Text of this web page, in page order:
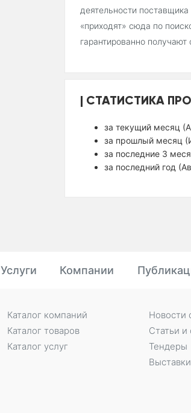
деятельности
«приходят» сюда по
гарантированно
СТАТИСТИКА
за текущий месяц
за прошлый месяц
за последние 3
за последний год
Услуги Компании
Каталог компаний
Каталог товаров
Каталог услуг
Новости
Статьи и
Тендеры